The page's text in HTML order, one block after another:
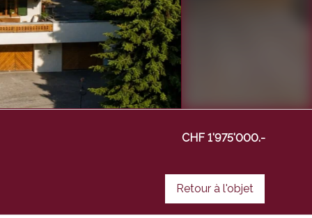
CHF 1'975'000.-
Retour à l'objet